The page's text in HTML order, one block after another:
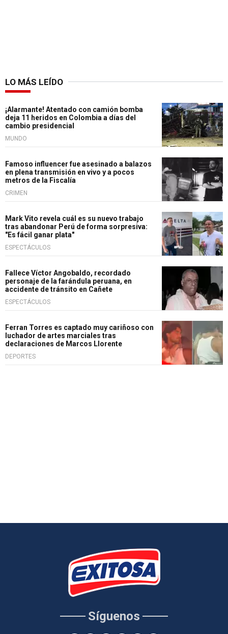
LO MÁS LEÍDO
¡Alarmante! Atentado con camión bomba
deja 11 heridos en Colombia a días del
cambio presidencial
MUNDO
Famoso influencer fue asesinado a balazos
en plena transmisión en vivo y a pocos
metros de la Fiscalía
CRIMEN
Mark Vito revela cuál es su nuevo trabajo
tras abandonar Perú de forma sorpresiva:
"Es fácil ganar plata"
ESPECTÁCULOS
Fallece Víctor Angobaldo, recordado
personaje de la farándula peruana, en
accidente de tránsito en Cañete
ESPECTÁCULOS
Ferran Torres es captado muy cariñoso con
luchador de artes marciales tras
declaraciones de Marcos Llorente
DEPORTES
Síguenos